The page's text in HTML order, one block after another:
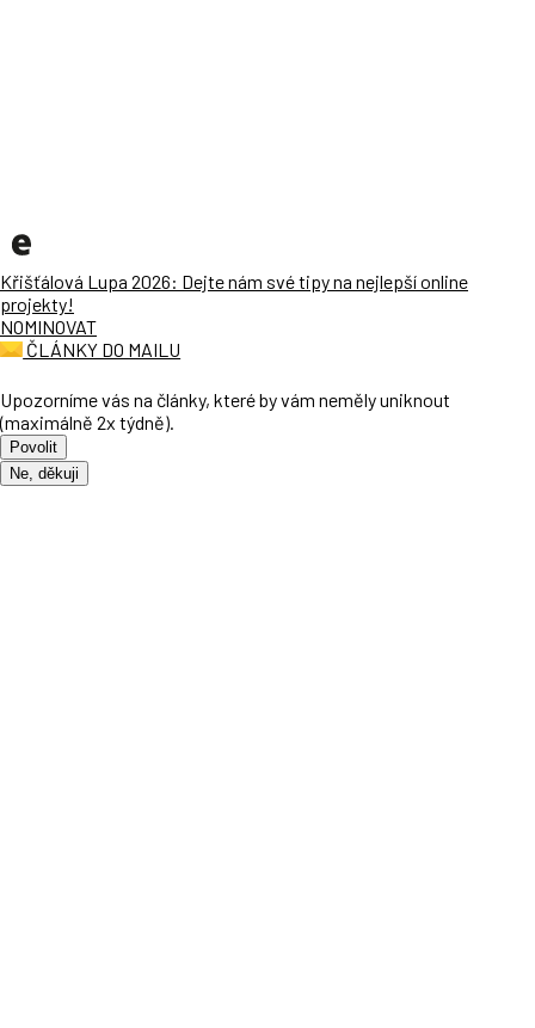
Křišťálová Lupa 2026: Dejte nám své tipy na nejlepší online
projekty!
NOMINOVAT
ČLÁNKY DO MAILU
Upozorníme vás na články, které by vám neměly uniknout
(maximálně 2x týdně).
Povolit
Ne, děkuji